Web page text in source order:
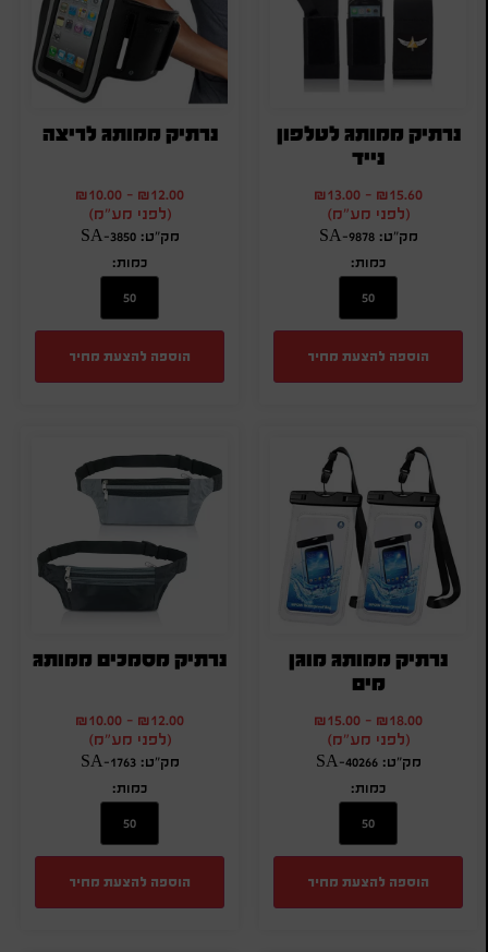
נרתיק ממותג לטלפון
נייד
₪15.60
-
₪13.00
(לפני מע"מ)
מק"ט: SA-9878
כמות:
הוספה להצעת מחיר
נרתיק ממותג לריצה
₪12.00
-
₪10.00
(לפני מע"מ)
מק"ט: SA-3850
כמות:
הוספה להצעת מחיר
נרתיק ממותג מוגן
מים
₪18.00
-
₪15.00
(לפני מע"מ)
מק"ט: SA-40266
כמות:
הוספה להצעת מחיר
נרתיק מסמכים ממותג
₪12.00
-
₪10.00
(לפני מע"מ)
מק"ט: SA-1763
כמות:
הוספה להצעת מחיר